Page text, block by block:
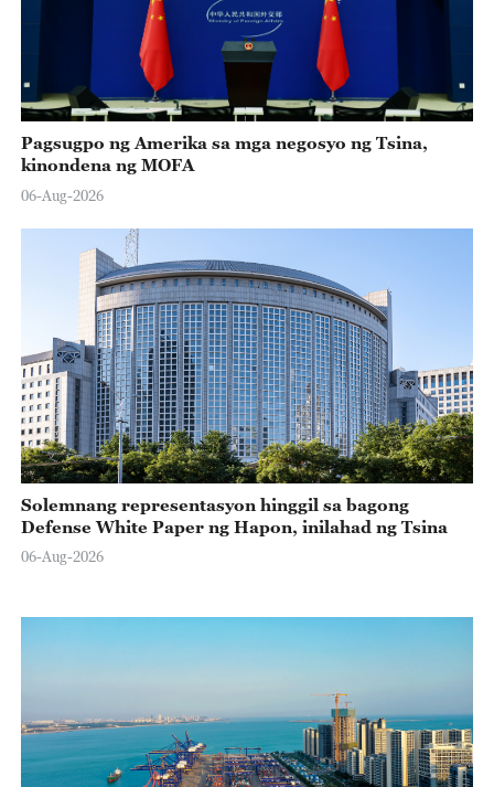
Pagsugpo ng Amerika sa mga negosyo ng Tsina,
kinondena ng MOFA
06-Aug-2026
Solemnang representasyon hinggil sa bagong
Defense White Paper ng Hapon, inilahad ng Tsina
06-Aug-2026